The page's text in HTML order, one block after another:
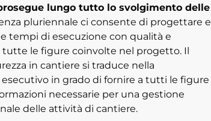
lungo tutto lo svolgimento delle
pluriennale ci consente di progettare e
tempi di esecuzione con qualità e
le figure coinvolte nel progetto. Il
in cantiere si traduce nella
esecutivo in grado di fornire a tutti le figure
necessarie per una gestione
delle attività di cantiere.